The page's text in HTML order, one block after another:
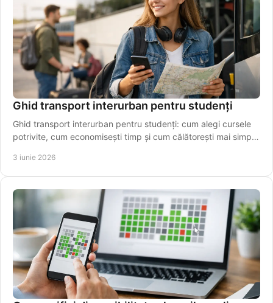
Ghid transport interurban pentru studenți
Ghid transport interurban pentru studenți: cum alegi cursele
potrivite, cum economisești timp și cum călătorești mai simplu
3 iunie 2026